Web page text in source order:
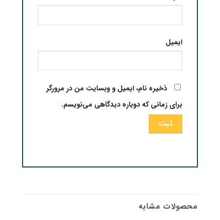
ایمیل
ذخیره نام، ایمیل و وبسایت من در مرورگر
برای زمانی که دوباره دیدگاهی می‌نویسم.
محصولات مشابه